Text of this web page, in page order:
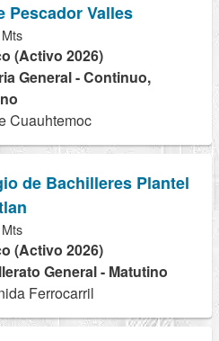
Pescador Valles
(Activo 2026)
General - Continuo,
Cuauhtemoc
de Bachilleres Plantel
(Activo 2026)
General - Matutino
Ferrocarril